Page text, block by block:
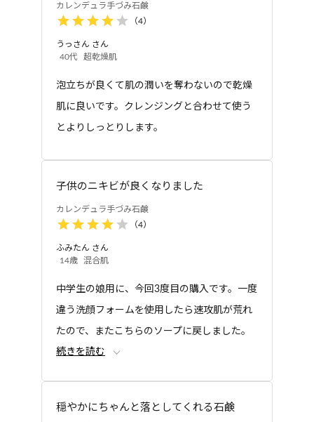
美容ローション
カレンデュラ手づみロ
美容ローション
カレンデュラ手づみロ
カレンデュラ手づみオ
イル
カレンデュラ手づみオ
イル スクワラン
カレンデュラ手づみ石鹸
（4）
うっさん さん
40代
超乾燥肌
泡立ちが良くて肌の潤いを奪わないので乾燥
肌に良いです。クレンジングと合わせて使う
とよりしっとりします。
子供のニキビが良くなりました
カレンデュラ手づみ石鹸
（4）
ふみたん さん
14歳
混合肌
中学生の娘用に、今回3度目の購入です。一度
違う洗顔フォームを使用したら速攻肌が荒れ
たので、またこちらのソープに戻しました。
洗顔フォームに比べて石鹸は減りが早いの
金設定していただけると有り難いなと思いま
続きを読む
穏やかにちゃんと落としてくれる石鹸